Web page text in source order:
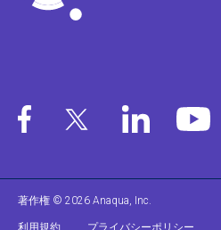
著作権 © 2026 Anaqua, Inc.
利用規約 プライバシーポリシー